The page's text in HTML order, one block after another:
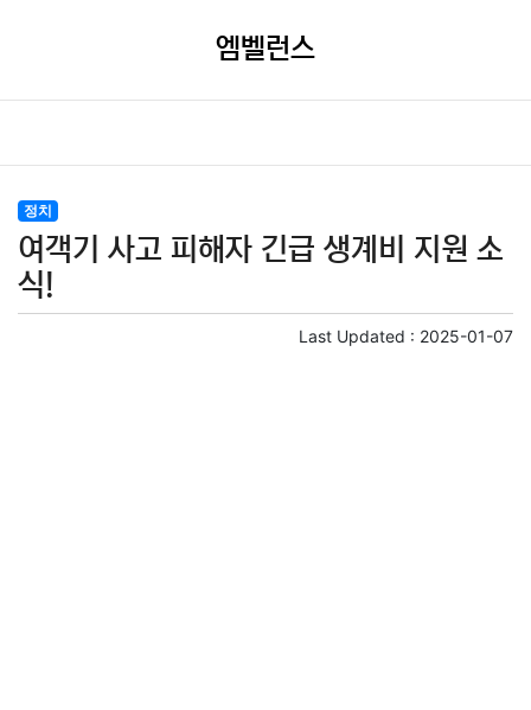
엠벨런스
정치
여객기 사고 피해자 긴급 생계비 지원 소
식!
Last Updated : 2025-01-07